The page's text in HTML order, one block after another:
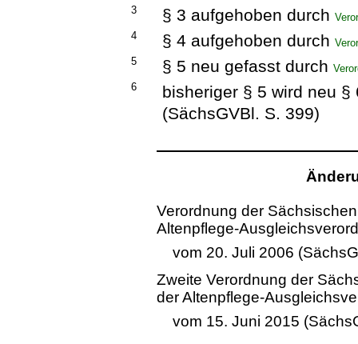
3 § 3 aufgehoben durch
4
§ 4 aufgehoben durch
5
§ 5 neu gefasst durch
6
bisheriger § 5 wird neu
(SächsGVBl. S. 399)
Verordnung der
Altenpflege-
vom 20. Juli 2006
Zweite Verordnung der
der Altenpflege-
vom 15. Juni 2015